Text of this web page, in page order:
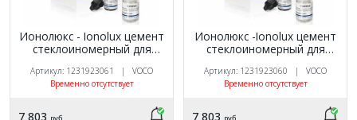
Ионолюкс - Ionolux цемент
стеклоиномерный для
A3 (12гр+5мл) VOCO 1992
Артикул: 1231923061 | VOCO
Временно отсутствует
7 803 руб.
Ионолюкс -Ionolux цемент
стеклоиномерный для
A2 (12гр+5мл) VOCO 1991
Артикул: 1231923060 | VOCO
Временно отсутствует
7 803 руб.